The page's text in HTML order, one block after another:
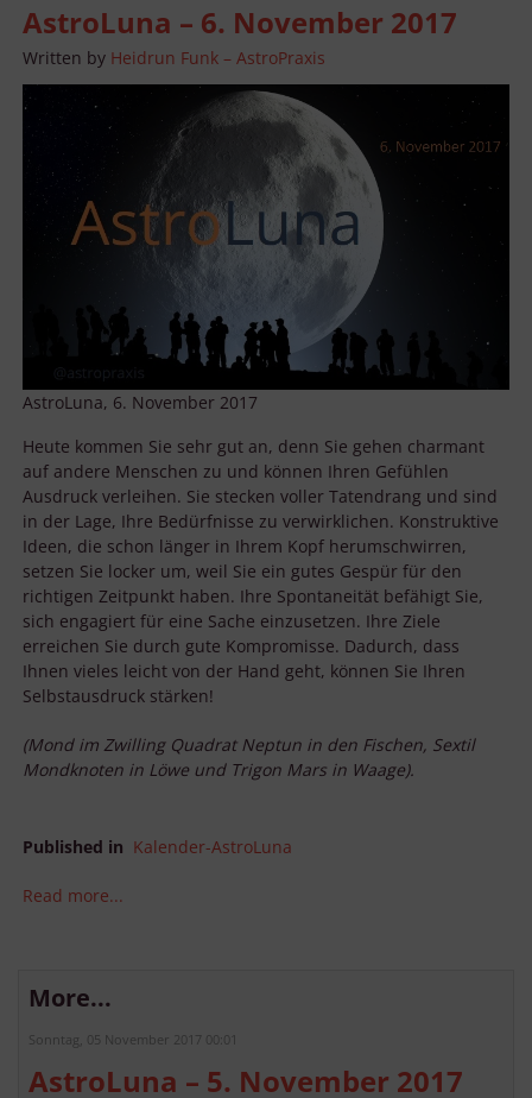
AstroLuna – 6. November 2017
Written by Heidrun Funk – AstroPraxis
AstroLuna, 6. November 2017
Heute kommen Sie sehr gut an, denn Sie gehen charmant
auf andere Menschen zu und können Ihren Gefühlen
Ausdruck verleihen. Sie stecken voller Tatendrang und sind
in der Lage, Ihre Bedürfnisse zu verwirklichen. Konstruktive
Ideen, die schon länger in Ihrem Kopf herumschwirren,
setzen Sie locker um, weil Sie ein gutes Gespür für den
richtigen Zeitpunkt haben. Ihre Spontaneität befähigt Sie,
sich engagiert für eine Sache einzusetzen. Ihre Ziele
erreichen Sie durch gute Kompromisse. Dadurch, dass
Ihnen vieles leicht von der Hand geht, können Sie Ihren
Selbstausdruck stärken!
(Mond im Zwilling Quadrat Neptun in den Fischen, Sextil
Mondknoten in Löwe und Trigon Mars in Waage).
Published in Kalender-AstroLuna
Read more...
More...
Sonntag, 05 November 2017 00:01
AstroLuna – 5. November 2017